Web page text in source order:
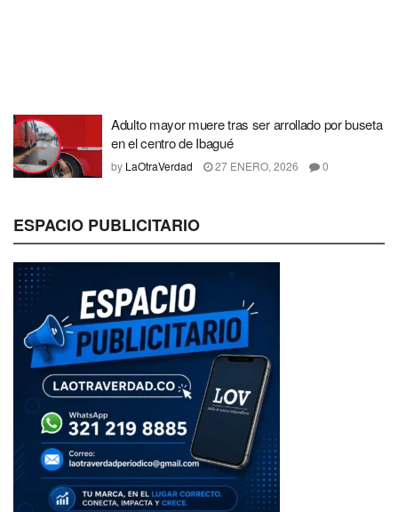
Adulto mayor muere tras ser arrollado por buseta
en el centro de Ibagué
by LaOtraVerdad 27 ENERO, 2026 0
ESPACIO PUBLICITARIO